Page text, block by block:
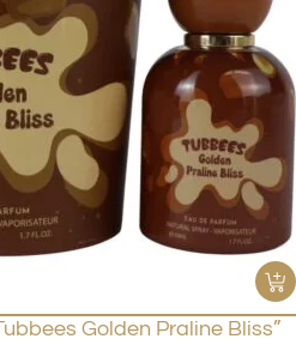
Golden Praline Bliss”